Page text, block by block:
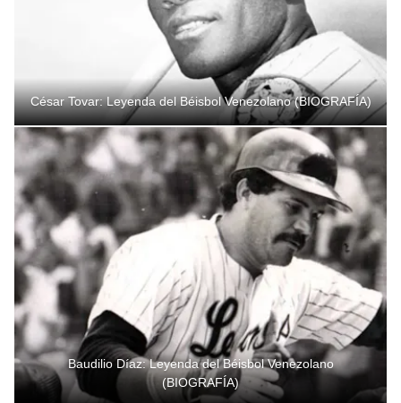
César Tovar: Leyenda del Béisbol Venezolano (BIOGRAFÍA)
Baudilio Díaz: Leyenda del Béisbol Venezolano
(BIOGRAFÍA)